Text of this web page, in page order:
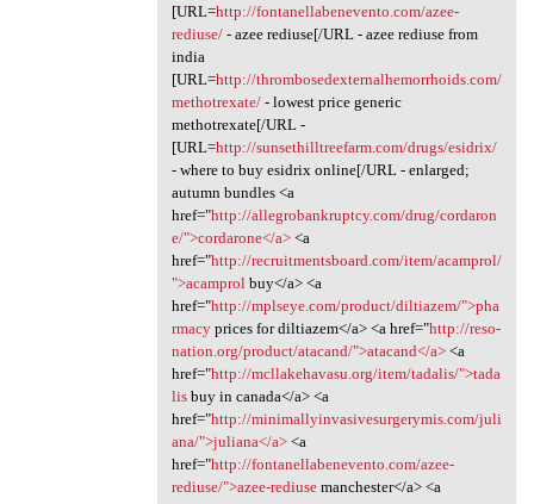
[URL=http://fontanellabenevento.com/azee-
rediuse/- azee rediuse[/URL - azee rediuse from
india
[URL=http://thrombosedexternalhemorrhoids.com/
methotrexate/- lowest price generic
methotrexate[/URL -
[URL=http://sunsethilltreefarm.com/drugs/esidrix/
- where to buy esidrix online[/URL - enlarged;
autumn bundles <a
href="http://allegrobankruptcy.com/drug/cordaron
e/">cordarone</a><a
href="http://recruitmentsboard.com/item/acamprol/
">acamprol buy</a> <a
href="http://mplseye.com/product/diltiazem/">pha
rmacyprices for diltiazem</a> <a href="http://reso-
nation.org/product/atacand/">atacand</a><a
href="http://mcllakehavasu.org/item/tadalis/">tada
lisbuy in canada</a> <a
href="http://minimallyinvasivesurgerymis.com/juli
ana/">juliana</a><a
href="http://fontanellabenevento.com/azee-
rediuse/">azee-rediusemanchester</a> <a